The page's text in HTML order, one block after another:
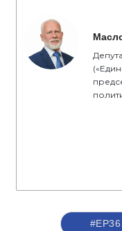
#ЕР36